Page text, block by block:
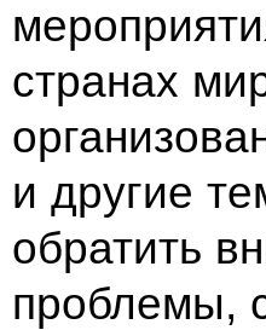
странах
и другие
обратить
проблемы,